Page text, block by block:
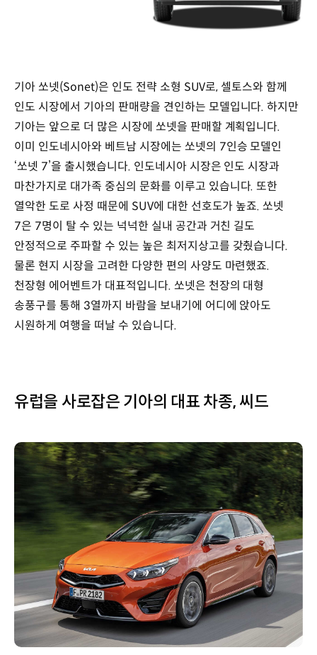
기아 쏘넷(Sonet)은 인도 전략 소형 SUV로, 셀토스와 함께
인도 시장에서 기아의 판매량을 견인하는 모델입니다. 하지만
기아는 앞으로 더 많은 시장에 쏘넷을 판매할 계획입니다.
이미 인도네시아와 베트남 시장에는 쏘넷의 7인승 모델인
‘쏘넷 7’을 출시했습니다. 인도네시아 시장은 인도 시장과
마찬가지로 대가족 중심의 문화를 이루고 있습니다. 또한
열악한 도로 사정 때문에 SUV에 대한 선호도가 높죠. 쏘넷
7은 7명이 탈 수 있는 넉넉한 실내 공간과 거친 길도
안정적으로 주파할 수 있는 높은 최저지상고를 갖췄습니다.
물론 현지 시장을 고려한 다양한 편의 사양도 마련했죠.
천장형 에어벤트가 대표적입니다. 쏘넷은 천장의 대형
송풍구를 통해 3열까지 바람을 보내기에 어디에 앉아도
시원하게 여행을 떠날 수 있습니다.
유럽을 사로잡은 기아의 대표 차종, 씨드